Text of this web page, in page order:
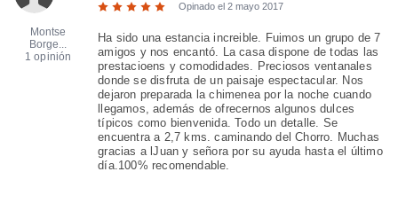
Montse
Borge...
1 opinión
Opinado el2 mayo 2017
Ha sido una estancia increible. Fuimos un grupo de 7
amigos y nos encantó. La casa dispone de todas las
prestacioens y comodidades. Preciosos ventanales
donde se disfruta de un paisaje espectacular. Nos
dejaron preparada la chimenea por la noche cuando
llegamos, además de ofrecernos algunos dulces
típicos como bienvenida. Todo un detalle. Se
encuentra a 2,7 kms. caminando del Chorro. Muchas
gracias a lJuan y señora por su ayuda hasta el último
día.100% recomendable.